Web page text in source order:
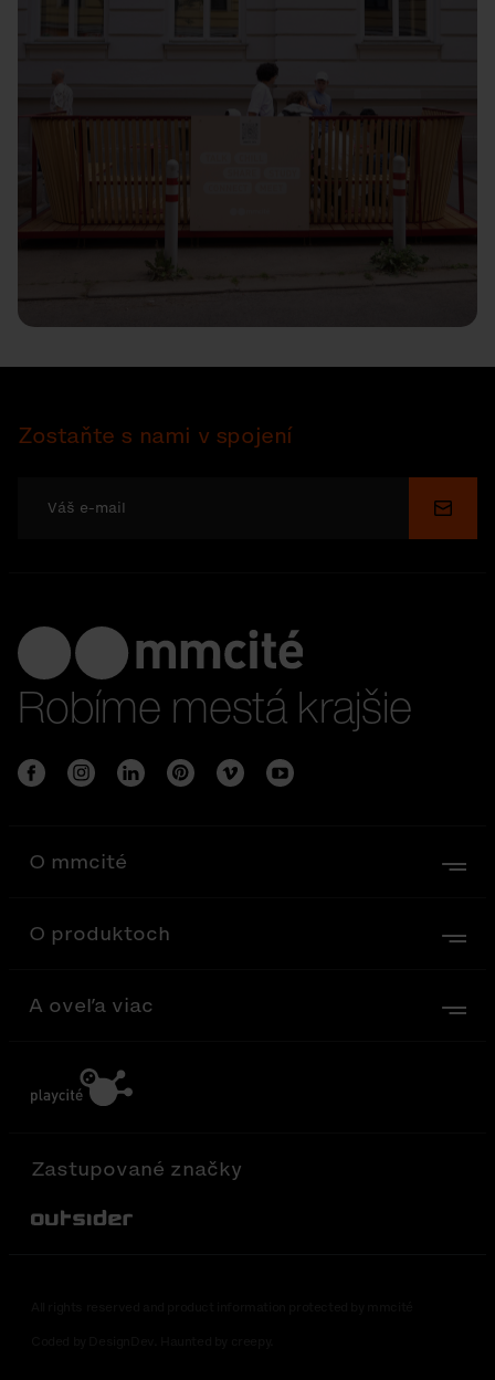
Zostaňte s nami v spojení
Robíme mestá krajšie
O mmcité
O produktoch
A oveľa viac
Zastupované značky
Out-Sider